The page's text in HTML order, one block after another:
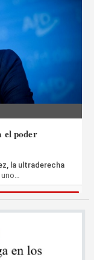
el poder
la ultraderecha
uno…